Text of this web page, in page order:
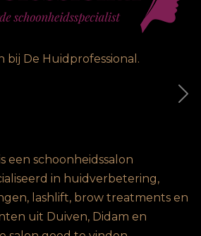
bij De Huidprofessional.
een schoonheidssalon
in huidverbetering,
lashlift, brow treatments en
uit Duiven, Didam en